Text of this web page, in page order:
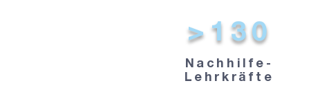
>130
Nachhilfe-
Lehrkräfte